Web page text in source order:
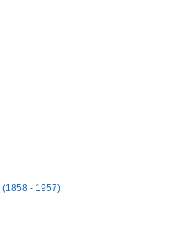
(1858 - 1957)